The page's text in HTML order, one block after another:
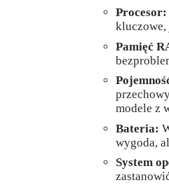
Procesor:
kluczowe,
Pamięć
modele z
Bateria:
wygoda,
System